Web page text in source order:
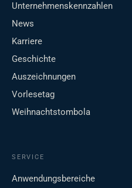
Unternehmenskennzahlen
News
Karriere
Geschichte
Auszeichnungen
Vorlesetag
Weihnachtstombola
SERVICE
Anwendungsbereiche